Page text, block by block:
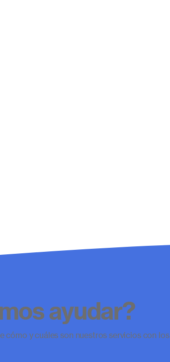
ayudar?
cómo y cuáles son nuestros servicios con los